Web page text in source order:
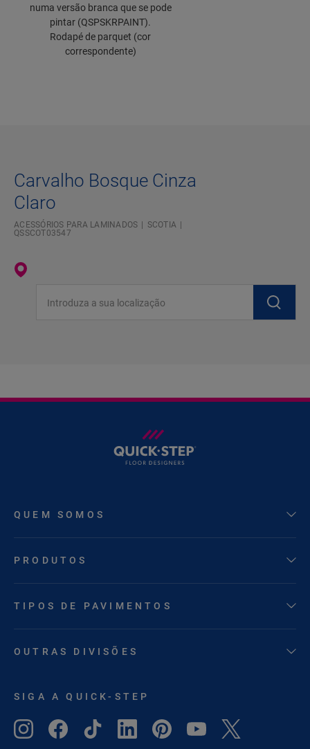
numa versão branca que se pode
pintar (QSPSKRPAINT).
Rodapé de parquet (cor
correspondente)
Carvalho Bosque Cinza
Claro
ACESSÓRIOS PARA LAMINADOS
SCOTIA
QSSCOT03547
QUEM SOMOS
PRODUTOS
TIPOS DE PAVIMENTOS
OUTRAS DIVISÕES
SIGA A QUICK-STEP